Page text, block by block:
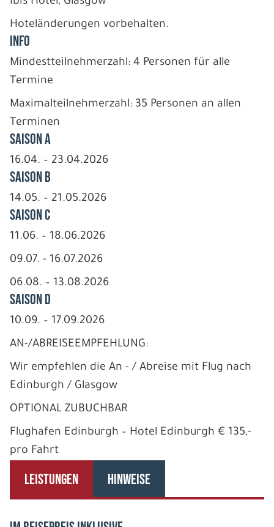
Hoteländerungen vorbehalten.
INFO
Mindestteilnehmerzahl: 4 Personen für alle
Termine
Maximalteilnehmerzahl: 35 Personen an allen
Terminen
Saison A
16.04. – 23.04.2026
Saison B
14.05. – 21.05.2026
Saison C
11.06. – 18.06.2026
09.07. - 16.07.2026
06.08. – 13.08.2026
Saison D
10.09. – 17.09.2026
AN-/ABREISEEMPFEHLUNG:
Wir empfehlen die An - / Abreise mit Flug nach
Edinburgh / Glasgow
OPTIONAL ZUBUCHBAR
Flughafen Edinburgh – Hotel Edinburgh € 135,-
pro Fahrt
LEISTUNGEN HINWEISE